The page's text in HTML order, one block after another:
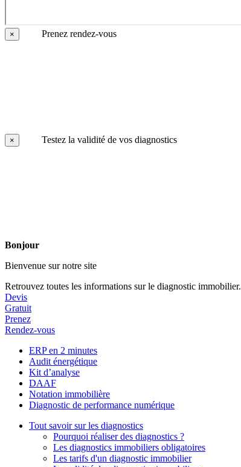
× Prenez rendez-vous
× Testez la validité de vos diagnostics
Bonjour
Bienvenue sur notre site
Retrouvez toutes les informations sur le diagnostic immobilier.
Devis
Gratuit
Prenez
Rendez-vous
ERP en 2 minutes
Audit énergétique
Kit d’analyse
DAAF
Notation immobilière
Diagnostic de performance numérique
Tout savoir sur les diagnostics
Pourquoi réaliser des diagnostics ?
Les diagnostics immobiliers obligatoires
Les tarifs d'un diagnostic immobilier